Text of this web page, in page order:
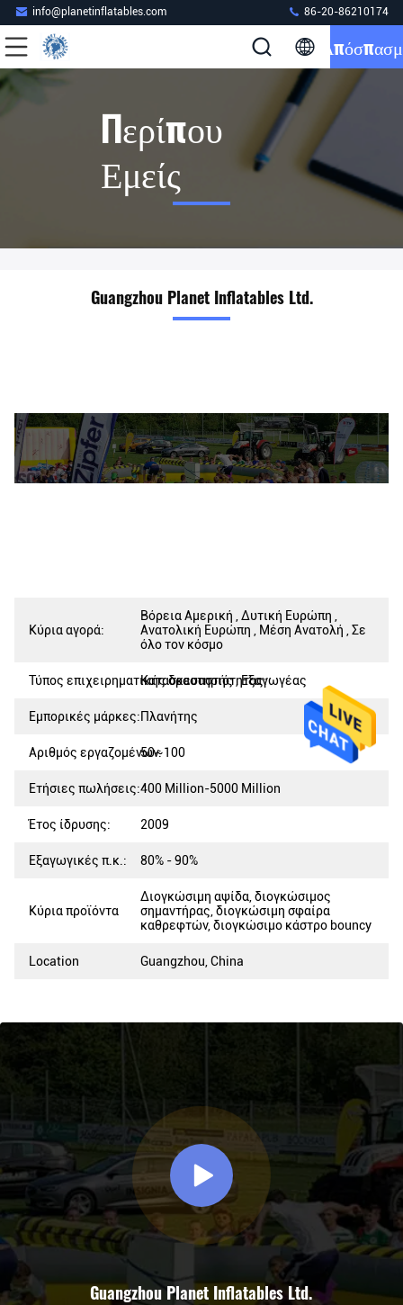
info@planetinflatables.com 86-20-86210174
Περίπου
Εμείς
Guangzhou Planet Inflatables Ltd.
Κύρια αγορά:
Βόρεια Αμερική , Δυτική Ευρώπη ,
Ανατολική Ευρώπη , Μέση Ανατολή , Σε
όλο τον κόσμο
Τύπος επιχειρηματικής δραστηριότητας:
Κατασκευαστής , Εξαγωγέας
Εμπορικές μάρκες:Πλανήτης
Αριθμός εργαζομένων:50~100
Ετήσιες πωλήσεις:400 Million-5000 Million
Έτος ίδρυσης: 2009
Εξαγωγικές π.κ.: 80% - 90%
Κύρια προϊόντα
Διογκώσιμη αψίδα, διογκώσιμος
σημαντήρας, διογκώσιμη σφαίρα
καθρεφτών, διογκώσιμο κάστρο bouncy
Location Guangzhou, China
Guangzhou Planet Inflatables Ltd.